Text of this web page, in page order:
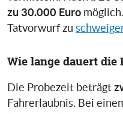
zu 30.000 Euro
Tatvorwurf zu
Wie lange dauert die
Die Probezeit beträgt
Fahrerlaubnis. Bei